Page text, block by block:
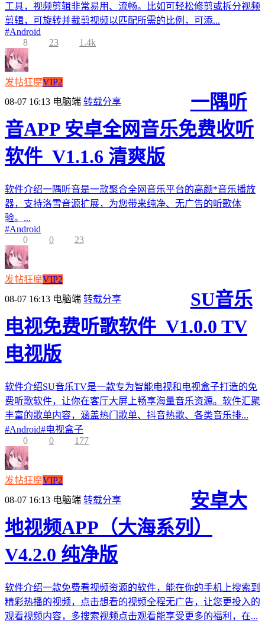
工具，视频剪辑非常易用、流畅。比如可轻松修剪或拆分视频
剪辑，可旋转并裁剪视频以匹配所需的比例，可添...
#Android
8
23 1.4k
发帖狂魔VIP2
08-07 16:13 电脑端 转载分享
一隅听
音APP 安卓全网音乐免费收听
软件_V1.1.6 清爽版
软件介绍一隅听音是一款聚合全网音乐平台的高颜*音乐播放
器，支持洛雪音源扩展，为您带来纯净、无广告的听歌体
验。...
#Android
0
0 23
发帖狂魔VIP2
08-07 16:13 电脑端 转载分享
SU音乐
电视免费听歌软件_V1.0.0 TV
电视版
软件介绍SU音乐TV是一款专为智能电视和电视盒子打造的免
费听歌软件，让你在客厅大屏上畅享海量音乐资源。软件汇聚
丰富的歌单内容，涵盖热门歌单、抖音热歌、各类音乐排...
#Android#电视盒子
0
0 177
发帖狂魔VIP2
08-07 16:13 电脑端 转载分享
安卓大
地视频APP（大海系列）
V4.2.0 纯净版
软件介绍一款免费看视频资源的软件，能在你的手机上搜索到
精彩热播的视频，点击想看的视频全程无广告，让您更投入的
观看视频内容，多搜索视频点击观看能享受更多的福利，在...